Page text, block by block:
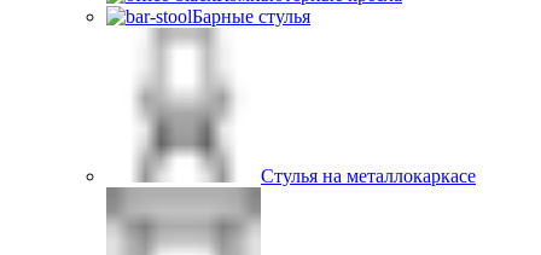
Барные стулья
Стулья на металлокаркасе